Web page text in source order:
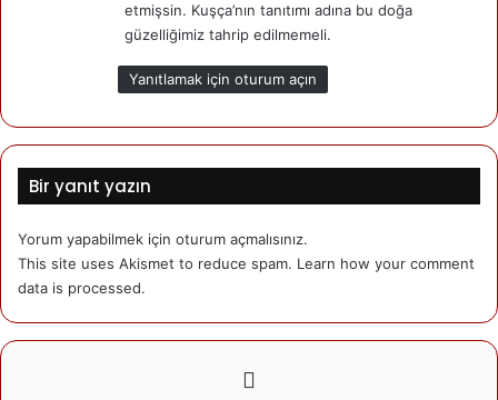
yarışmalarından birisinin Kuşca’da yapılması sevindirici bir
Celil boğazı ‘bakire’ bir doğa alanı olduğundan dolayı,
yarışmaya elverişli olup olmadığını dair herhangi bir
araştırmanın yapıldığına dair herhangi bir açıklama
yapılmamıştır.
Türkiye’nin dördüncü büyük peri bacaları alanına sahiptır.
k
i
:
etmişsin. Kuşça’nın tanıtımı adına bu doğa
güzelliğimiz tahrip edilmemeli.
Yanıtlamak için oturum açın
Bir yanıt yazın
Yorum yapabilmek için oturum açmalısınız.
This site uses Akismet to reduce spam. Learn how your comment
data is processed.